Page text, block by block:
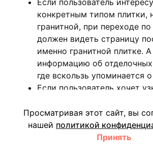
Если пользователь
конкретным типом плитки,
гранитной, при переходе
должен видеть страницу
именно гранитной плитке.
информацию об
где вскользь упоминается
Если пользователь хочет
должна привести его на
страницу с прайсом и
покупки. И эта информация
Просматривая этот сайт, вы
нашей политикой
Принять